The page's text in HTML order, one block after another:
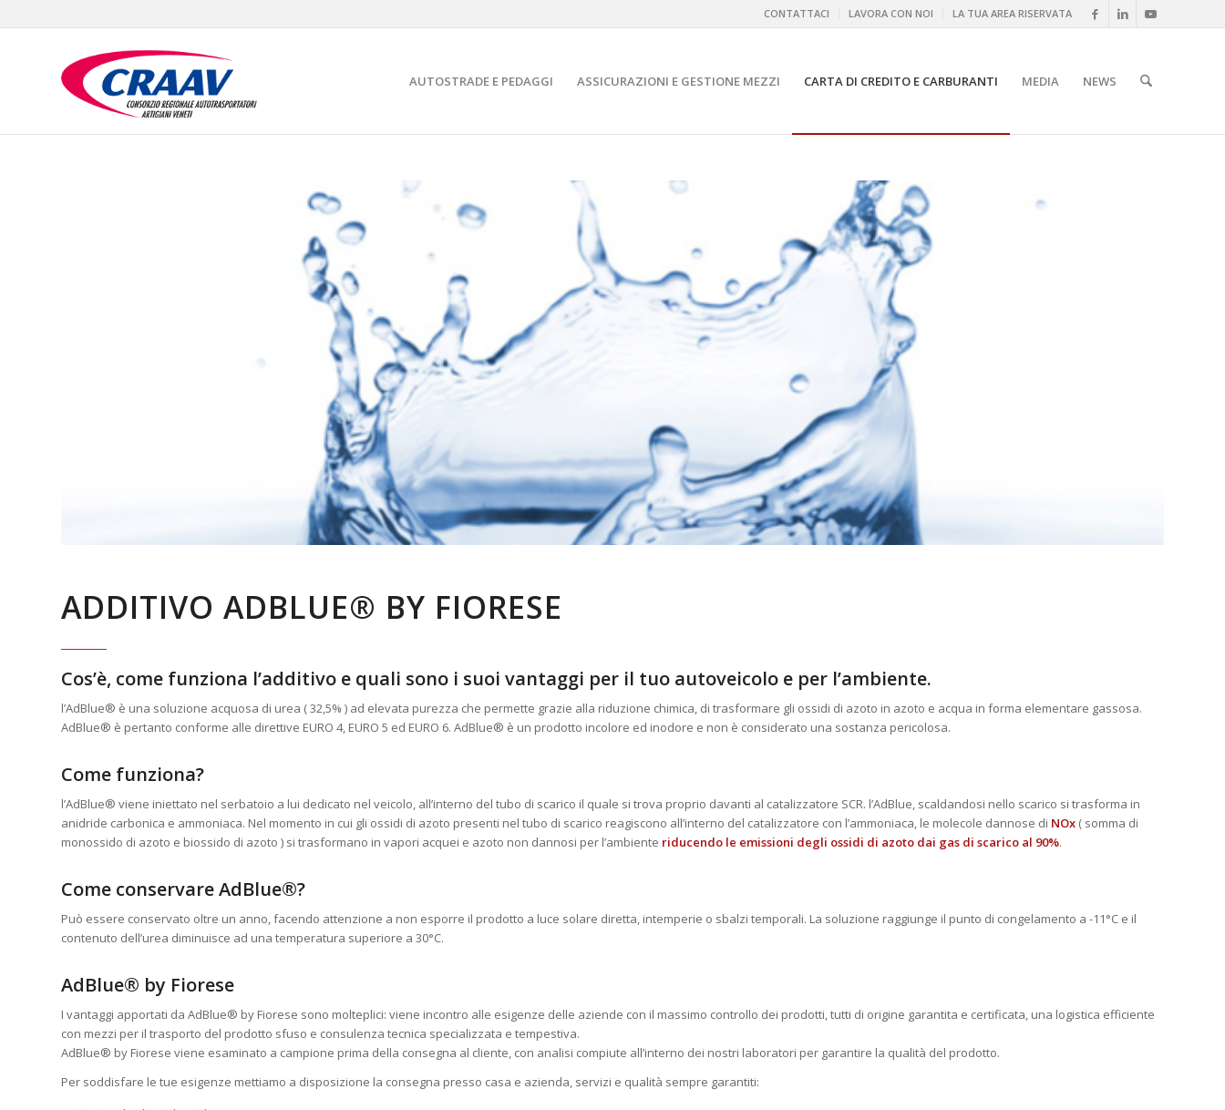
CONTATTACI LAVORA CON NOI LA TUA AREA RISERVATA
AUTOSTRADE E PEDAGGI ASSICURAZIONI E GESTIONE MEZZI CARTA DI CREDITO E CARBURANTI MEDIA NEWS
ADDITIVO ADBLUE® BY FIORESE
Cos’è, come funziona l’additivo e quali sono i suoi vantaggi per il tuo autoveicolo e per l’ambiente.
l’AdBlue® è una soluzione acquosa di urea ( 32,5% ) ad elevata purezza che permette grazie alla riduzione chimica, di trasformare gli ossidi di azoto in azoto e acqua in forma elementare gassosa.
AdBlue® è pertanto conforme alle direttive EURO 4, EURO 5 ed EURO 6. AdBlue® è un prodotto incolore ed inodore e non è considerato una sostanza pericolosa.
Come funziona?
l’AdBlue® viene iniettato nel serbatoio a lui dedicato nel veicolo, all’interno del tubo di scarico il quale si trova proprio davanti al catalizzatore SCR. l’AdBlue, scaldandosi nello scarico si trasforma in
anidride carbonica e ammoniaca. Nel momento in cui gli ossidi di azoto presenti nel tubo di scarico reagiscono all’interno del catalizzatore con l’ammoniaca, le molecole dannose di NOx ( somma di
monossido di azoto e biossido di azoto ) si trasformano in vapori acquei e azoto non dannosi per l’ambiente riducendo le emissioni degli ossidi di azoto dai gas di scarico al 90%.
Come conservare AdBlue®?
Può essere conservato oltre un anno, facendo attenzione a non esporre il prodotto a luce solare diretta, intemperie o sbalzi temporali. La soluzione raggiunge il punto di congelamento a -11°C e il
contenuto dell’urea diminuisce ad una temperatura superiore a 30°C.
AdBlue® by Fiorese
I vantaggi apportati da AdBlue® by Fiorese sono molteplici: viene incontro alle esigenze delle aziende con il massimo controllo dei prodotti, tutti di origine garantita e certificata, una logistica efficiente
con mezzi per il trasporto del prodotto sfuso e consulenza tecnica specializzata e tempestiva.
AdBlue® by Fiorese viene esaminato a campione prima della consegna al cliente, con analisi compiute all’interno dei nostri laboratori per garantire la qualità del prodotto.
Per soddisfare le tue esigenze mettiamo a disposizione la consegna presso casa e azienda, servizi e qualità sempre garantiti: